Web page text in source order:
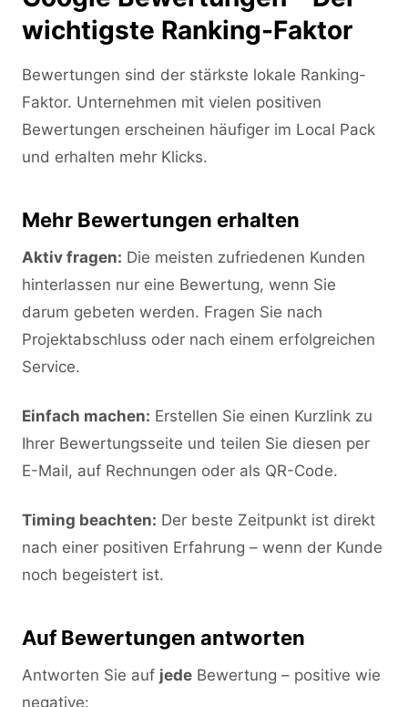
wichtigste Ranking-Faktor
Bewertungen sind der stärkste lokale Ranking-
Faktor. Unternehmen mit vielen positiven
Bewertungen erscheinen häufiger im Local Pack
und erhalten mehr Klicks.
Mehr Bewertungen erhalten
Aktiv fragen: Die meisten zufriedenen Kunden
hinterlassen nur eine Bewertung, wenn Sie
darum gebeten werden. Fragen Sie nach
Projektabschluss oder nach einem erfolgreichen
Service.
Einfach machen: Erstellen Sie einen Kurzlink zu
Ihrer Bewertungsseite und teilen Sie diesen per
E-Mail, auf Rechnungen oder als QR-Code.
Timing beachten: Der beste Zeitpunkt ist direkt
nach einer positiven Erfahrung – wenn der Kunde
noch begeistert ist.
Auf Bewertungen antworten
Antworten Sie auf jede Bewertung – positive wie
negative: